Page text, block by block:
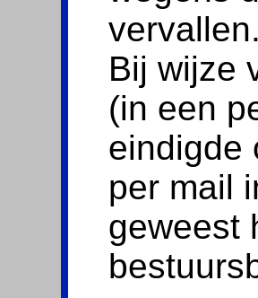
Bij wijze
(in een
eindigde
per mail
geweest